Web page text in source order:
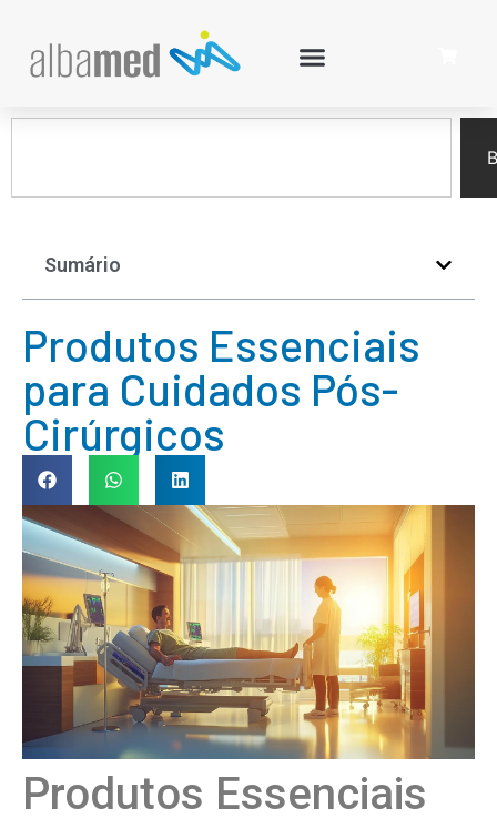
Sumário
Produtos Essenciais
para Cuidados Pós-
Cirúrgicos
Produtos Essenciais